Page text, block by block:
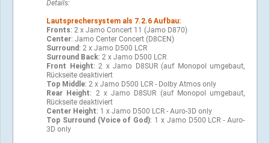
Details:
Lautsprechersystem als 7.2.6 Aufbau:
Fronts: 2 x Jamo Concert 11 (Jamo D870)
Center: Jamo Center Concert (D8CEN)
Surround : 2 x Jamo D500 LCR
Surround Back: 2 x Jamo D500 LCR
Front Height: 2 x Jamo D8SUR (auf Monopol umgebaut,
Rückseite deaktiviert
Top Middle: 2 x Jamo D500 LCR - Dolby Atmos only
Rear Height: 2 x Jamo D8SUR (auf Monopol umgebaut,
Rückseite deaktiviert
Center Height: 1 x Jamo D500 LCR - Auro-3D only
Top Surround (Voice of God): 1 x Jamo D500 LCR - Auro-
3D only